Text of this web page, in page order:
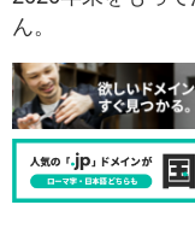
ん。